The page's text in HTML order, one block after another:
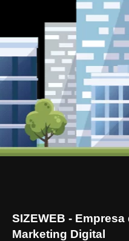
SIZEWEB -
Marketing Digital